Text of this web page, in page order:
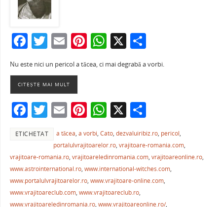
F
c
e
b
o
o
k
T
itt
er
E
m
ai
l
Pi
er
st
W
h
at
A
p
p
X P
ar
ta
a
ză
Nu este nici un pericol a tăcea, ci mai degrabă a vorbi.
CITEȘTE MAI MULT
F
c
e
b
o
T
itt
er
E
ai
l
Pi
nt
er
e
st
W
at
s
A
p
X P
ar
ta
je
a
ză
ETICHETAT a tăcea,a vorbi,Cato,dezvaluiribiz.ro, pericol,
portalulvrajitoarelor.ro,vrajitoare-romania.com,
vrajitoare-romania.ro, vrajitoareledinromania.com, vrajitoareonline.ro,
www.astrointernational.ro, www.international-witches.com,
www.portalulvrajitoarelor.ro, www.vrajitoare-online.com,
www.vrajitoareclub.com, www.vrajitoareclub.ro,
www.vrajitoareledinromania.ro, www.vrajitoareonline.ro/,